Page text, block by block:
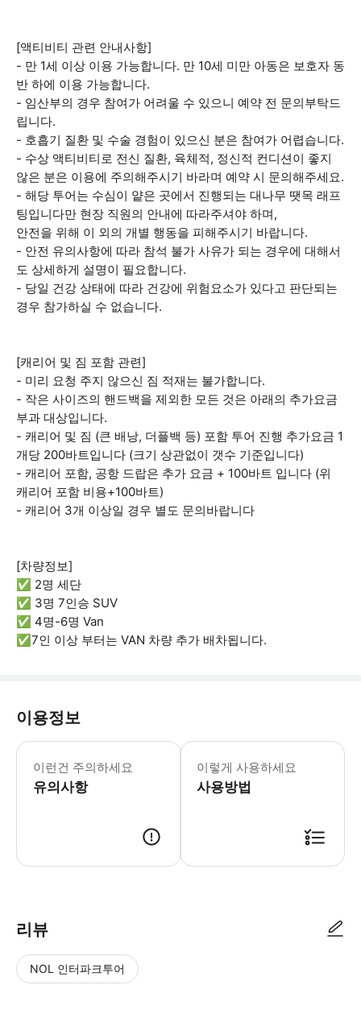
[액티비티 관련 안내사항]
- 만 1세 이상 이용 가능합니다. 만 10세 미만 아동은 보호자 동
반 하에 이용 가능합니다.
- 임산부의 경우 참여가 어려울 수 있으니 예약 전 문의부탁드
립니다.
- 호흡기 질환 및 수술 경험이 있으신 분은 참여가 어렵습니다.
- 수상 액티비티로 전신 질환, 육체적, 정신적 컨디션이 좋지
않은 분은 이용에 주의해주시기 바라며 예약 시 문의해주세요.
- 해당 투어는 수심이 얕은 곳에서 진행되는 대나무 땟목 래프
팅입니다만 현장 직원의 안내에 따라주셔야 하며,
안전을 위해 이 외의 개별 행동을 피해주시기 바랍니다.
- 안전 유의사항에 따라 참석 불가 사유가 되는 경우에 대해서
도 상세하게 설명이 필요합니다.
- 당일 건강 상태에 따라 건강에 위험요소가 있다고 판단되는
경우 참가하실 수 없습니다.
[캐리어 및 짐 포함 관련]
- 미리 요청 주지 않으신 짐 적재는 불가합니다.
- 작은 사이즈의 핸드백을 제외한 모든 것은 아래의 추가요금
부과 대상입니다.
- 캐리어 및 짐 (큰 배낭, 더플백 등) 포함 투어 진행 추가요금 1
개당 200바트입니다 (크기 상관없이 갯수 기준입니다)
- 캐리어 포함, 공항 드랍은 추가 요금 + 100바트 입니다 (위
캐리어 포함 비용+100바트)
- 캐리어 3개 이상일 경우 별도 문의바랍니다
[차량정보]
✅ 2명 세단
✅ 3명 7인승 SUV
✅ 4명-6명 Van
✅7인 이상 부터는 VAN 차량 추가 배차됩니다.
이용정보
이런건 주의하세요
유의사항
각자 호텔로 픽업을 진행합니다. (올
이렇게 사용하세요
사용방법
리뷰
NOL 인터파크투어